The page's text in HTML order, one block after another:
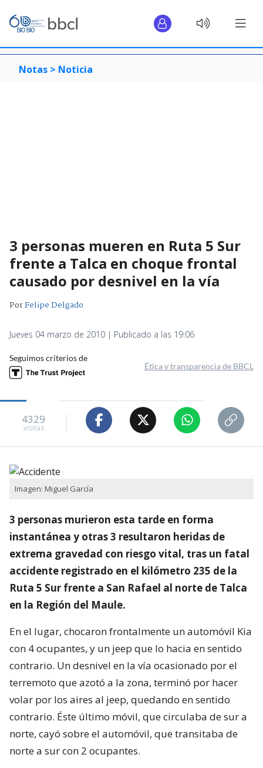
Notas > Noticia
3 personas mueren en Ruta 5 Sur
frente a Talca en choque frontal
causado por desnivel en la vía
PorFelipe Delgado
Jueves 04 marzo de 2010 | Publicado a las 19:06
Seguimos criterios de
Ética y transparencia de BBCL
4329
visitas
Imagen: Miguel García
3 personas murieron esta tarde en forma
instantánea y otras 3 resultaron heridas de
extrema gravedad con riesgo vital, tras un fatal
accidente registrado en el kilómetro 235 de la
Ruta 5 Sur frente a San Rafael al norte de Talca
en la Región del Maule.
En el lugar, chocaron frontalmente un automóvil Kia
con 4 ocupantes, y un jeep que lo hacia en sentido
contrario. Un desnivel en la vía ocasionado por el
terremoto que azotó a la zona, terminó por hacer
volar por los aires al jeep, quedando en sentido
contrario. Éste último móvil, que circulaba de sur a
norte, cayó sobre el automóvil, que transitaba de
norte a sur con 2 ocupantes.